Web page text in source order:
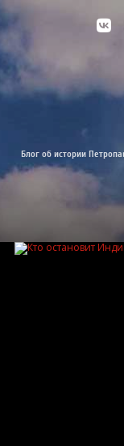
Блог об истории